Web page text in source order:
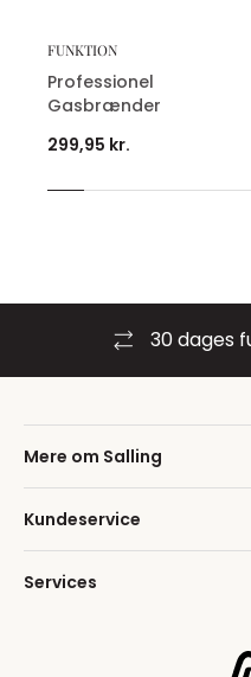
FUNKTION
Professionel
Gasbrænder
299,95 kr.
30 dages
Mere om Salling
Kundeservice
Services